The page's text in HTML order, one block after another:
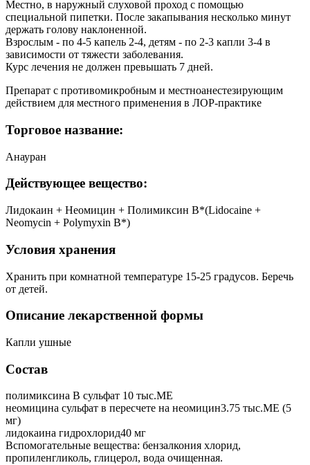
Местно, в наружный слуховой проход с помощью
специальной пипетки. После закапывания несколько минут
держать голову наклоненной.
Взрослым - по 4-5 капель 2-4, детям - по 2-3 капли 3-4 в
зависимости от тяжести заболевания.
Курс лечения не должен превышать 7 дней.
Препарат с противомикробным и местноанестезирующим
действием для местного применения в ЛОР-практике
Торговое название:
Анауран
Действующее вещество:
Лидокаин + Неомицин + Полимиксин B*(Lidocaine +
Neomycin + Polymyxin B*)
Условия хранения
Хранить при комнатной температуре 15-25 градусов. Беречь
от детей.
Описание лекарственной формы
Капли ушные
Состав
полимиксина B сульфат 10 тыс.МЕ
неомицина сульфат в пересчете на неомицин3.75 тыс.МЕ (5
мг)
лидокаина гидрохлорид40 мг
Вспомогательные вещества: бензалкония хлорид,
пропиленгликоль, глицерол, вода очищенная.